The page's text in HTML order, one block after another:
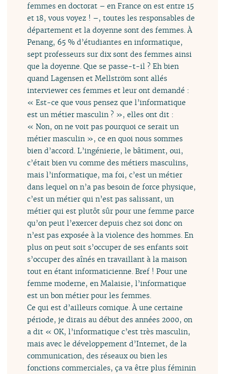
femmes en doctorat – en France on est entre 15
et 18, vous voyez ! –, toutes les responsables de
département et la doyenne sont des femmes. À
Penang, 65 % d’étudiantes en informatique,
sept professeurs sur dix sont des femmes ainsi
que la doyenne. Que se passe-t-il ? Eh bien
quand Lagensen et Mellström sont allés
interviewer ces femmes et leur ont demandé :
« Est-ce que vous pensez que l’informatique
est un métier masculin ? », elles ont dit :
« Non, on ne voit pas pourquoi ce serait un
métier masculin », ce en quoi nous sommes
bien d’accord. L’ingénierie, le bâtiment, oui,
c’était bien vu comme des métiers masculins,
mais l’informatique, ma foi, c’est un métier
dans lequel on n’a pas besoin de force physique,
c’est un métier qui n’est pas salissant, un
métier qui est plutôt sûr pour une femme parce
qu’on peut l’exercer depuis chez soi donc on
n’est pas exposée à la violence des hommes. En
plus on peut soit s’occuper de ses enfants soit
s’occuper des aînés en travaillant à la maison
tout en étant informaticienne. Bref ! Pour une
femme moderne, en Malaisie, l’informatique
est un bon métier pour les femmes.
Ce qui est d’ailleurs comique. À une certaine
période, je dirais au début des années 2000, on
a dit « OK, l’informatique c’est très masculin,
mais avec le développement d’Internet, de la
communication, des réseaux ou bien les
fonctions commerciales, ça va être plus féminin